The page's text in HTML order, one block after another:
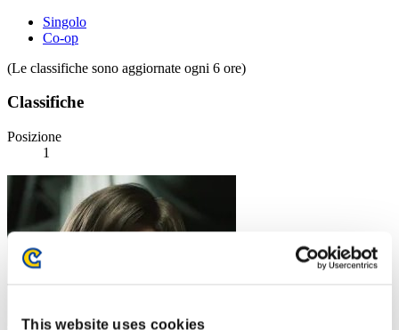
This website uses cookies
Singolo
Co-op
(Le classifiche sono aggiornate ogni 6 ore)
Classifiche
Posizione
1